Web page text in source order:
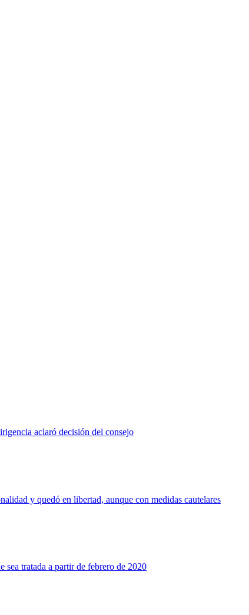
aclaró decisión del consejo
y quedó en libertad, aunque con medidas cautelares
sea tratada a partir de febrero de 2020